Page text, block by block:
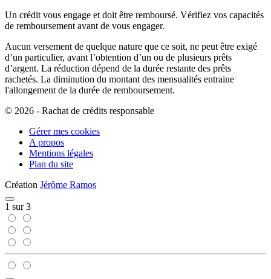
Un crédit vous engage et doit être remboursé. Vérifiez vos capacités
de remboursement avant de vous engager.
Aucun versement de quelque nature que ce soit, ne peut être exigé
d’un particulier, avant l’obtention d’un ou de plusieurs prêts
d’argent. La réduction dépend de la durée restante des prêts
rachetés. La diminution du montant des mensualités entraine
l'allongement de la durée de remboursement.
© 2026 - Rachat de crédits responsable
Gérer mes cookies
A propos
Mentions légales
Plan du site
Création Jérôme Ramos
Fermer
1 sur3